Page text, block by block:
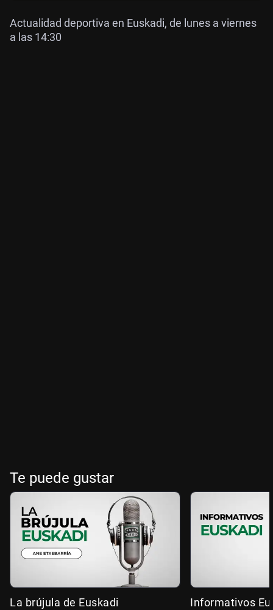
Actualidad deportiva en Euskadi, de lunes a viernes
a las 14:30
Te puede gustar
La brújula de Euskadi Informativos